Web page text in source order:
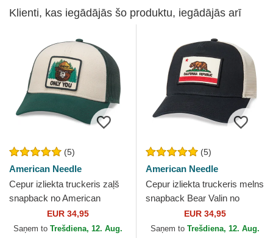
Klienti, kas iegādājās šo produktu, iegādājās arī
(5)
American Needle
Cepur izliekta truckeris zaļš
snapback no American
EUR 34,95
Saņem to Trešdiena, 12. Aug.
(5)
American Needle
Cepur izliekta truckeris melns
snapback Bear Valin no
American Needle
EUR 34,95
Saņem to Trešdiena, 12. Aug.